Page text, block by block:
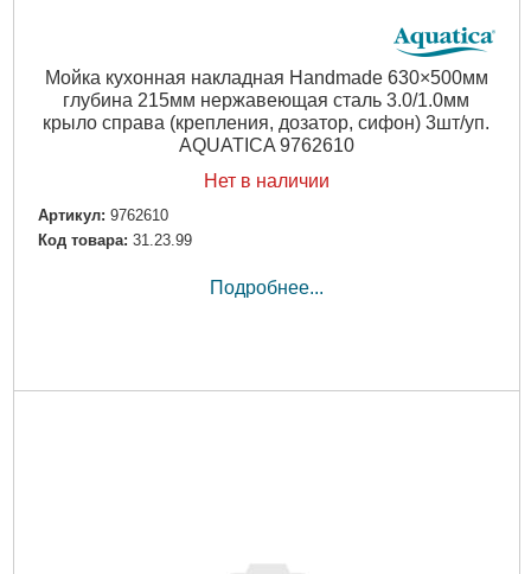
Мойка кухонная накладная Handmade 630×500мм
глубина 215мм нержавеющая сталь 3.0/1.0мм
крыло справа (крепления, дозатор, сифон) 3шт/уп.
AQUATICA 9762610
Нет в наличии
Артикул: 9762610
Код товара: 31.23.99
Подробнее...